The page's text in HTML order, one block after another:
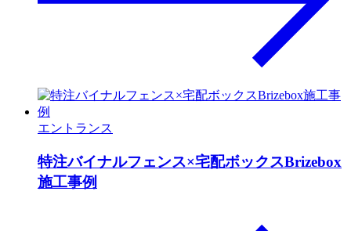
エントランス
特注バイナルフェンス×宅配ボックスBrizebox
施工事例